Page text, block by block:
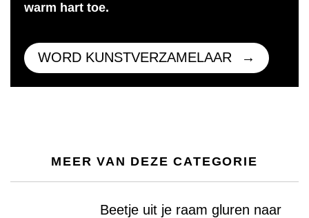
warm hart toe.
WORD KUNSTVERZAMELAAR
MEER VAN DEZE CATEGORIE
Beetje uit je raam gluren naar